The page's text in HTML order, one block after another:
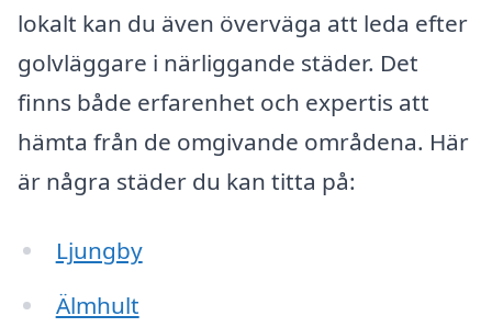
lokalt kan du även överväga att leda efter
golvläggare i närliggande städer. Det
finns både erfarenhet och expertis att
hämta från de omgivande områdena. Här
är några städer du kan titta på:
Ljungby
Älmhult